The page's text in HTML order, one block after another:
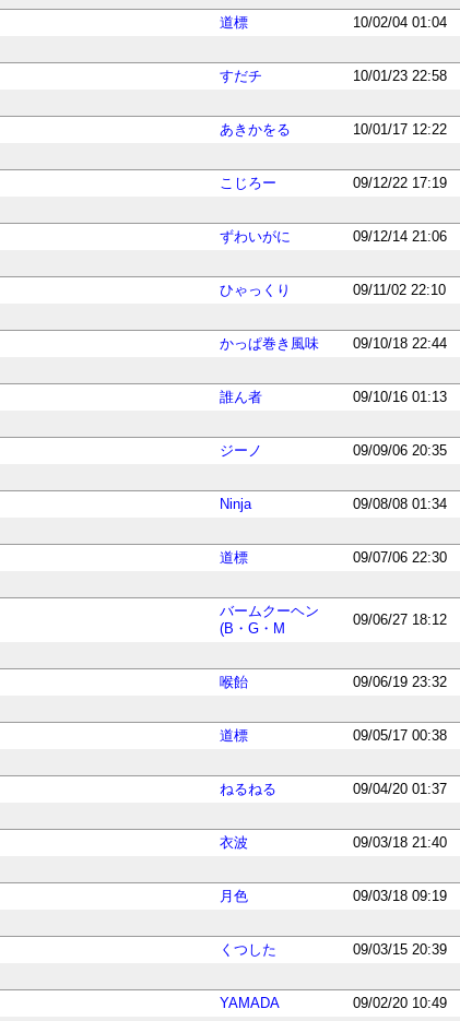
道標 10/02/04 01:04
すだチ 10/01/23 22:58
あきかをる 10/01/17 12:22
こじろー 09/12/22 17:19
ずわいがに 09/12/14 21:06
ひゃっくり 09/11/02 22:10
かっぱ巻き風味 09/10/18 22:44
誰ん者 09/10/16 01:13
ジーノ 09/09/06 20:35
Ninja 09/08/08 01:34
道標 09/07/06 22:30
バームクーヘン
(B・G・M
09/06/27 18:12
喉飴 09/06/19 23:32
道標 09/05/17 00:38
ねるねる 09/04/20 01:37
衣波 09/03/18 21:40
月色 09/03/18 09:19
くつした 09/03/15 20:39
YAMADA 09/02/20 10:49